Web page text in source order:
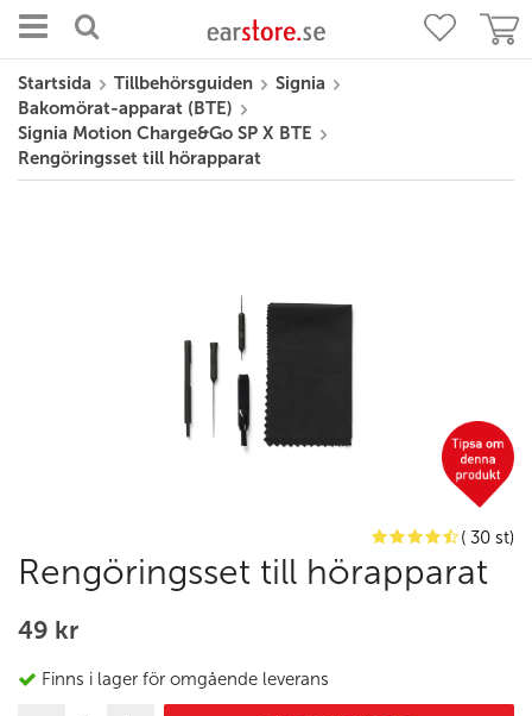
Startsida Tillbehörsguiden
Signia
Bakomörat-apparat (BTE)
Signia Motion Charge&Go SP X BTE
Rengöringsset till hörapparat
( 30 st)
Rengöringsset till hörapparat
49 kr
Finns i lager för omgående leverans